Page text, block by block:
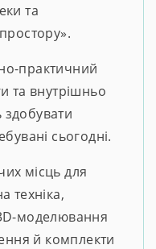
та
практичний
та внутрішньо
сьогодні.
місць для
техніка,
моделювання
й комплекти